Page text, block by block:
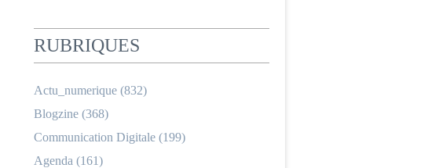
RUBRIQUES
Actu_numerique (832)
Blogzine (368)
Communication Digitale (199)
Agenda (161)